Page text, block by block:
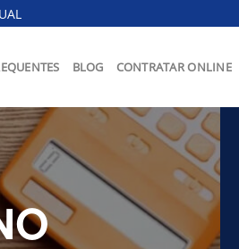
BLOG CONTRATAR ONLINE